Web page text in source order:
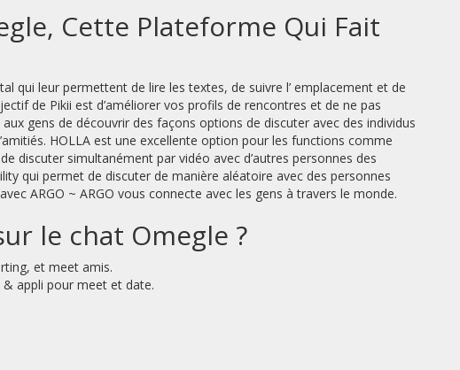
Cette Plateforme Qui Fait
qui leur permettent de lire les textes, de suivre l’ emplacement et de
de Pikii est d’améliorer vos profils de rencontres et de ne pas
gens de découvrir des façons options de discuter avec des individus
HOLLA est une excellente option pour les functions comme
discuter simultanément par vidéo avec d’autres personnes des
qui permet de discuter de manière aléatoire avec des personnes
ARGO ~ ARGO vous connecte avec les gens à travers le monde.
le chat Omegle ?
et meet amis.
appli pour meet et date.